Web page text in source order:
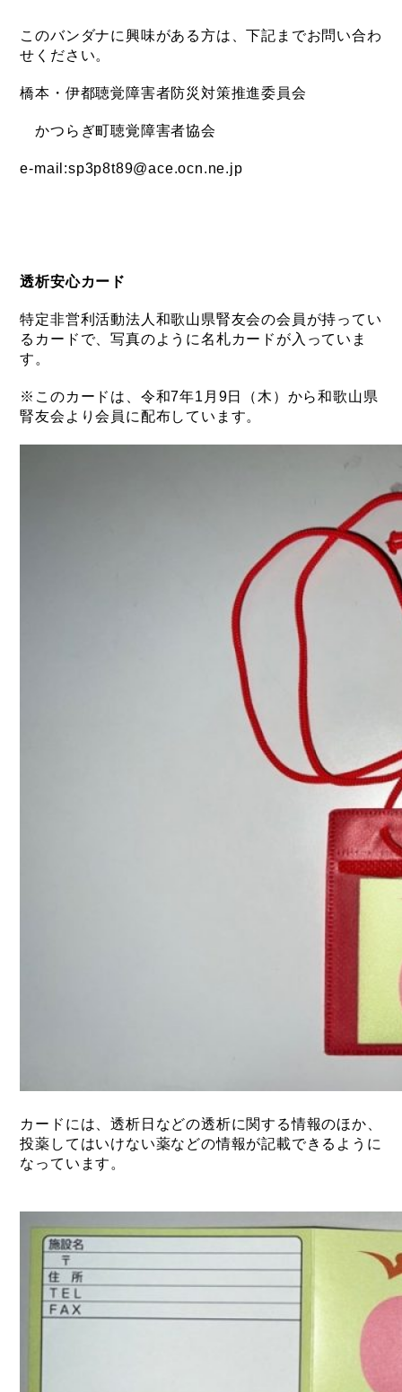
このバンダナに興味がある方は、下記までお問い合わ
せください。
橋本・伊都聴覚障害者防災対策推進委員会
かつらぎ町聴覚障害者協会
e-mail:sp3p8t89@ace.ocn.ne.jp
透析安心カード
特定非営利活動法人和歌山県腎友会の会員が持ってい
るカードで、写真のように名札カードが入っていま
す。
※このカードは、令和7年1月9日（木）から和歌山県
腎友会より会員に配布しています。
カードには、透析日などの透析に関する情報のほか、
投薬してはいけない薬などの情報が記載できるように
なっています。